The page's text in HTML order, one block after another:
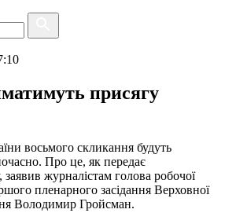
присягу
восьмого скликання будуть
Про це, як передає
журналістам голова робочої
пленарного засідання Верховної
Володимир Гройсман.